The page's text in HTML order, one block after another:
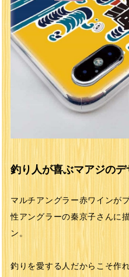
釣り人が喜ぶマアジのデ
マルチアングラー赤ワインが
性アングラーの秦京子さんに
ン。
釣りを愛する人だからこそ作